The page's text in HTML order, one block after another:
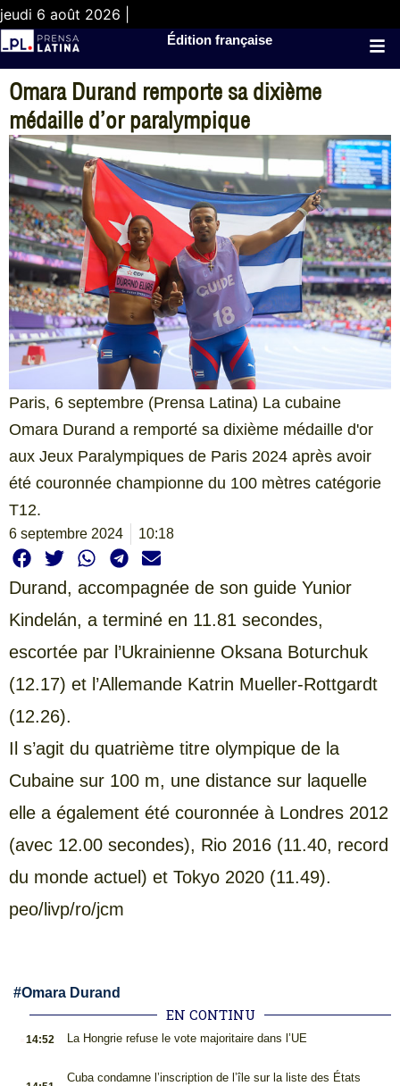
jeudi 6 août 2026 |
Édition française
Omara Durand remporte sa dixième
médaille d’or paralympique
Paris, 6 septembre (Prensa Latina) La cubaine
Omara Durand a remporté sa dixième médaille d'or
aux Jeux Paralympiques de Paris 2024 après avoir
été couronnée championne du 100 mètres catégorie
T12.
6 septembre 2024 10:18
Durand, accompagnée de son guide Yunior
Kindelán, a terminé en 11.81 secondes,
escortée par l’Ukrainienne Oksana Boturchuk
(12.17) et l’Allemande Katrin Mueller-Rottgardt
(12.26).
Il s’agit du quatrième titre olympique de la
Cubaine sur 100 m, une distance sur laquelle
elle a également été couronnée à Londres 2012
(avec 12.00 secondes), Rio 2016 (11.40, record
du monde actuel) et Tokyo 2020 (11.49).
peo/livp/ro/jcm
#Omara Durand
EN CONTINU
14:52 La Hongrie refuse le vote majoritaire dans l’UE
Cuba condamne l’inscription de l’île sur la liste des États